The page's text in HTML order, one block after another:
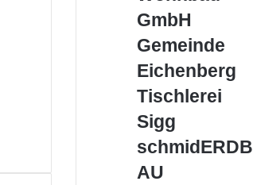
GmbH
Gemeinde
Gemeinde
Eichenberg
Tischlerei
Tischlerei
Sigg
schmidERDBAU
–
schmidERDB
AU